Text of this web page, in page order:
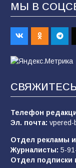
Батайчане
соревнований
93
заявления о
«Слухами
заявления
отчаяние, а
МЫ В
Телефон
Эл. почта: vpered-
Отдел рекламы
Журналисты: 5-
Отдел подписки